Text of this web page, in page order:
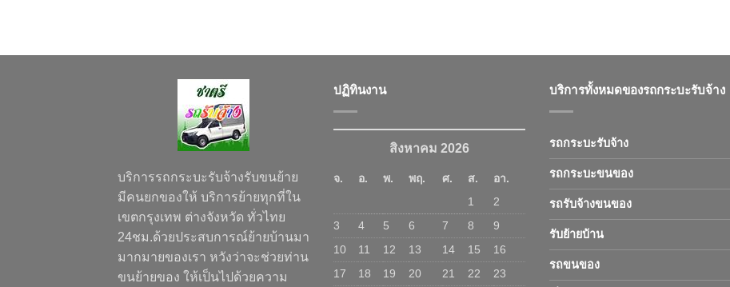
บริการรถกระบะรับจ้างรับขนย้าย
มีคนยกของให้ บริการย้ายทุกที่ใน
เขตกรุงเทพ ต่างจังหวัด ทั่วไทย
24ชม.ด้วยประสบการณ์ย้ายบ้านมา
มากมายของเรา หวังว่าจะช่วยท่าน
ขนย้ายของ ให้เป็นไปด้วยความ
ปฏิทินงาน
สิงหาคม 2026
จ. อ. พ. พฤ. ศ. ส.
อา.
1
2
3
4 5 6 7 8
9
10
11 12 13 14 15
16
17
18 19 20 21 22 23
บริการทั้งหมดของรถกระบะรับจ้าง
รถกระบะรับจ้าง
รถกระบะขนของ
รถรับจ้างขนของ
รับย้ายบ้าน
รถขนของ